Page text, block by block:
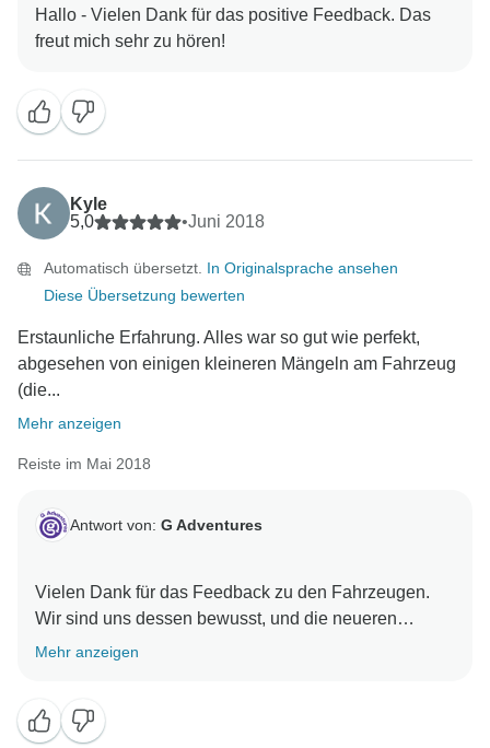
Hallo - Vielen Dank für das positive Feedback. Das
Kyle
5,0
•Juni 2018
Automatisch übersetzt. In Originalsprache ansehen
Diese Übersetzung bewerten
Erstaunliche Erfahrung. Alles war so gut wie perfekt,
abgesehen von einigen kleineren Mängeln am Fahrzeug
(die...
Mehr anzeigen
Reiste im Mai 2018
Antwort von: G Adventures
Vielen Dank für das Feedback zu den Fahrzeugen.
Wir sind uns dessen bewusst, und die neueren
Versionen haben, dass in der Bequemlichkeit:) Schön,
Mehr anzeigen